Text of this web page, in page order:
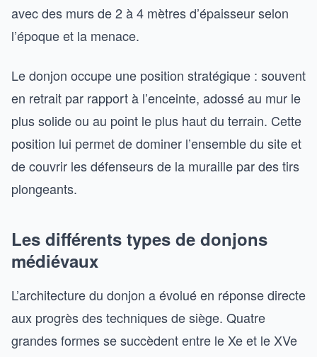
avec des murs de 2 à 4 mètres d’épaisseur selon
l’époque et la menace.
Le donjon occupe une position stratégique : souvent
en retrait par rapport à l’enceinte, adossé au mur le
plus solide ou au point le plus haut du terrain. Cette
position lui permet de dominer l’ensemble du site et
de couvrir les défenseurs de la muraille par des tirs
plongeants.
Les différents types de donjons
médiévaux
L’architecture du donjon a évolué en réponse directe
aux progrès des techniques de siège. Quatre
grandes formes se succèdent entre le Xe et le XVe